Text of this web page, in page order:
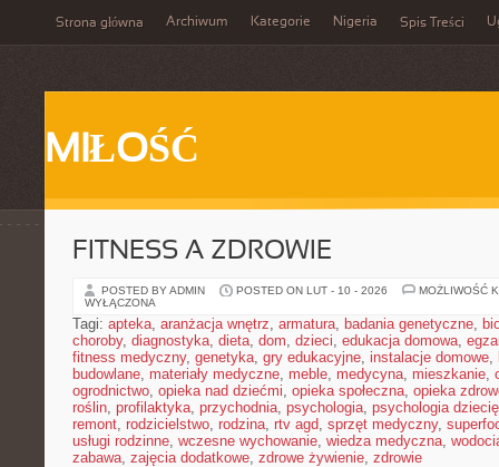
Strona główna Archiwum Kategorie Nigeria Spis Treści
MIŁOŚĆ
FITNESS A ZDROWIE
POSTED BY ADMIN POSTED ON LUT - 10 - 2026
MOŻLIWOŚĆ
WYŁĄCZONA
Tagi: apteka, aranżacja wnętrz, armatura, badania genetyczne,
choroby, diagnostyka, dieta, dom, dzieci, edukacja domowa,
fitness medyczny, genetyka, gry edukacyjne, instalacje domowe,
budowlane, materiały medyczne, meble, medycyna, mieszkanie,
ogrodnictwo, opieka nad dziećmi, opieka społeczna, opieka
roślin, profilaktyka, przychodnia, psychologia, psychologia
remont, rodzicielstwo, rodzina, rtv agd, sprzęt medyczny,
usługi rodzinne, wczesne wychowanie, wiedza medyczna,
zabawa, zajęcia dodatkowe, zdrowe żywienie, zdrowie